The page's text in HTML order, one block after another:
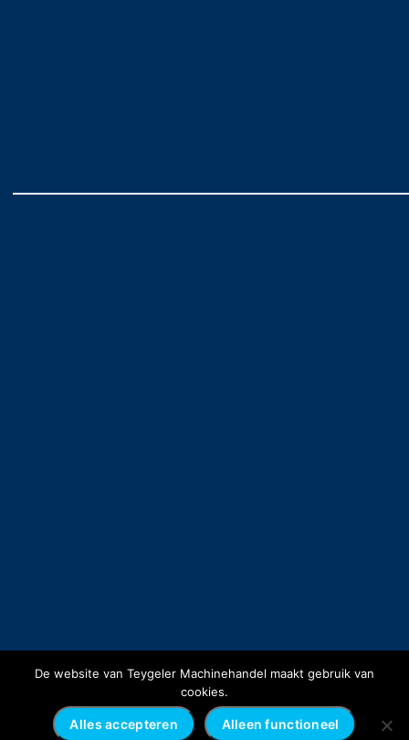
De website van Teygeler Machinehandel maakt gebruik van
cookies.
Alles accepteren Alleen functioneel